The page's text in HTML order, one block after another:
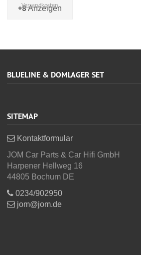
Versandkosten
+8Anzeigen
BLUELINE & DOMLAGER SET
SITEMAP
Kontaktformular
JOM Car Parts & Car Hifi GmbH
Harpener Hellweg 16
44805 Bochum DE
0234/902950
jom@jom.de